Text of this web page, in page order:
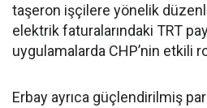
taşeron işçilere yönelik
elektrik faturalarındaki TRT
uygulamalarda CHP’nin etkili
Erbay ayrıca güçlendirilmiş